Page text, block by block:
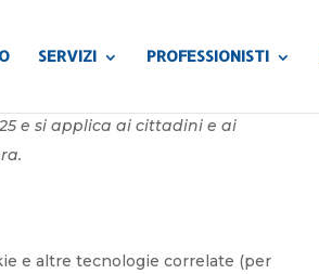
SERVIZI PROFESSIONISTI
e si applica ai cittadini e ai
e altre tecnologie correlate (per